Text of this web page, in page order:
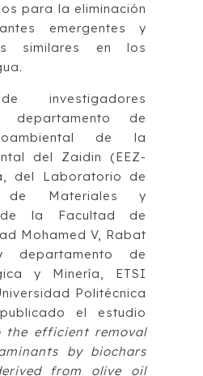
para la eliminación
emergentes y
similares en los
investigadores
departamento de
de la
del Zaidin (EEZ-
del Laboratorio de
de Materiales y
de la Facultad de
Mohamed V, Rabat
departamento de
y Minería, ETSI
Politécnica
el estudio
the efficient removal
by biochars
from olive oil